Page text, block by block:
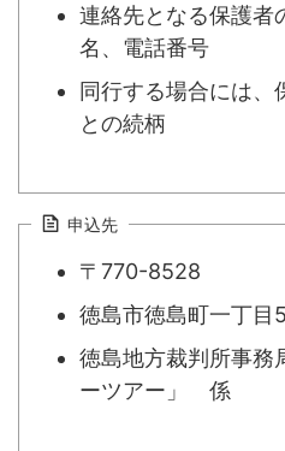
連絡先となる保護者
名、電話番号
同行する場合には、
との続柄
申込先
〒770-8528
徳島市徳島町一丁目
徳島地方裁判所事務
ーツアー」 係